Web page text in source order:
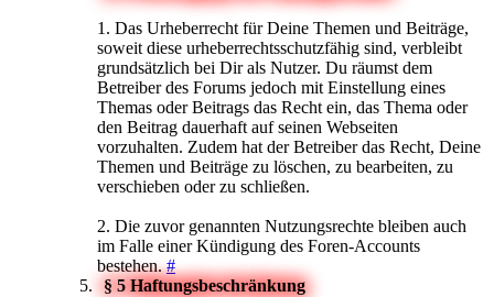
1. Das Urheberrecht für Deine Themen und Beiträge,
soweit diese urheberrechtsschutzfähig sind, verbleibt
grundsätzlich bei Dir als Nutzer. Du räumst dem
Betreiber des Forums jedoch mit Einstellung eines
Themas oder Beitrags das Recht ein, das Thema oder
den Beitrag dauerhaft auf seinen Webseiten
vorzuhalten. Zudem hat der Betreiber das Recht, Deine
Themen und Beiträge zu löschen, zu bearbeiten, zu
verschieben oder zu schließen.
2. Die zuvor genannten Nutzungsrechte bleiben auch
im Falle einer Kündigung des Foren-Accounts
bestehen.#
§ 5 Haftungsbeschränkung